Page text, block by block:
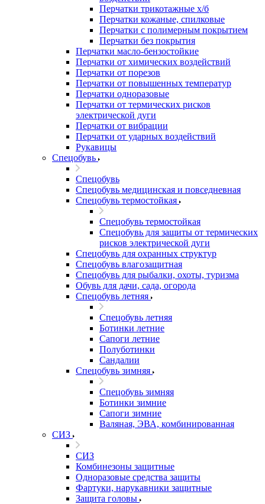
Перчатки трикотажные х/б
Перчатки кожаные, спилковые
Перчатки с полимерным покрытием
Перчатки без покрытия
Перчатки масло-бензостойкие
Перчатки от химических воздействий
Перчатки от порезов
Перчатки от повышенных температур
Перчатки одноразовые
Перчатки от термических рисков
электрической дуги
Перчатки от вибрации
Перчатки от ударных воздействий
Рукавицы
Спецобувь
Спецобувь
Спецобувь медицинская и повседневная
Спецобувь термостойкая
Спецобувь термостойкая
Спецобувь для защиты от термических
рисков электрической дуги
Спецобувь для охранных структур
Спецобувь влагозащитная
Спецобувь для рыбалки, охоты, туризма
Обувь для дачи, сада, огорода
Спецобувь летняя
Спецобувь летняя
Ботинки летние
Сапоги летние
Полуботинки
Сандалии
Спецобувь зимняя
Спецобувь зимняя
Ботинки зимние
Сапоги зимние
Валяная, ЭВА, комбинированная
СИЗ
СИЗ
Комбинезоны защитные
Одноразовые средства защиты
Фартуки, нарукавники защитные
Защита головы